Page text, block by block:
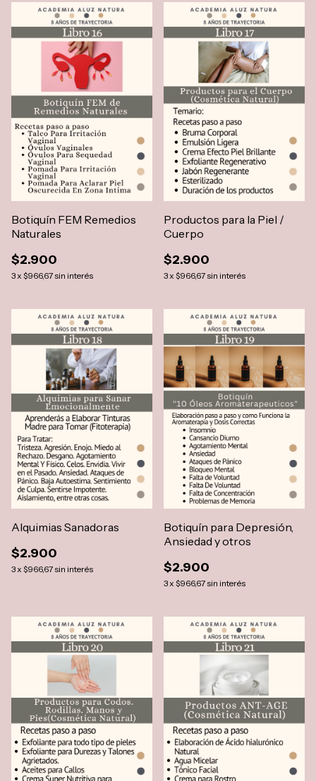
Botiquín FEM Remedios
Naturales
$2.900
3x $966,67sin interés
Productos para la Piel /
Cuerpo
$2.900
3x $966,67sin interés
Alquimias Sanadoras
$2.900
3x $966,67sin interés
Botiquín para Depresión,
Ansiedad y otros
$2.900
3x $966,67sin interés